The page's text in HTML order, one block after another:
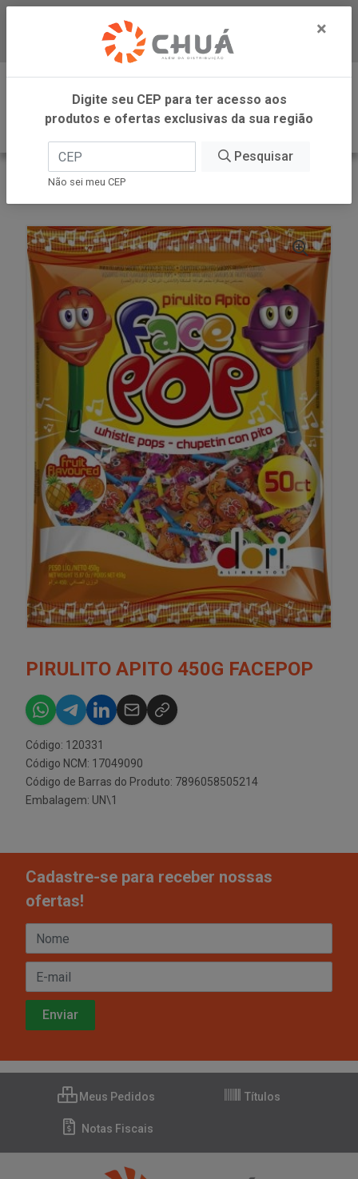
Baixe já nosso APP
0
INÍCIO
DORI - ATACADO
PIRULITO APITO 450G FACEPOP
Código: 120331
Código NCM: 17049090
Código de Barras do Produto: 7896058505214
Embalagem: UN\1
Cadastre-se para receber nossas
ofertas!
Meus Pedidos Títulos
Notas Fiscais
×
Digite seu CEP para ter acesso aos
produtos e ofertas exclusivas da sua região
Pesquisar
Não sei meu CEP